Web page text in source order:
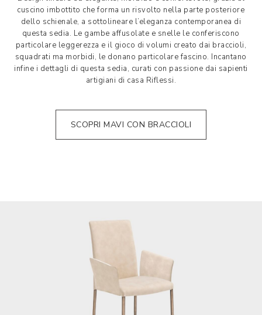
cuscino imbottito che forma un risvolto nella parte posteriore
dello schienale, a sottolineare l’eleganza contemporanea di
questa sedia. Le gambe affusolate e snelle le conferiscono
particolare leggerezza e il gioco di volumi creato dai braccioli,
squadrati ma morbidi, le donano particolare fascino. Incantano
infine i dettagli di questa sedia, curati con passione dai sapienti
artigiani di casa Riflessi.
SCOPRI MAVI CON BRACCIOLI